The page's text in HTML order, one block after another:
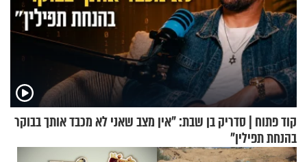
קוד פתוח | סדריק בן שבת: "אין מצב שאני לא מכבד אותך בבוקר
בהנחת תפילין"